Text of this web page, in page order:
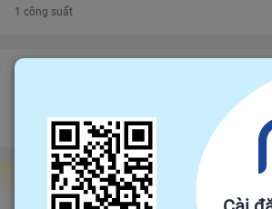
1 công suất
Đảm bảo gửi hàng đúng hạn
Chính sách hoàn tiền
Gian hàng Felix Factories